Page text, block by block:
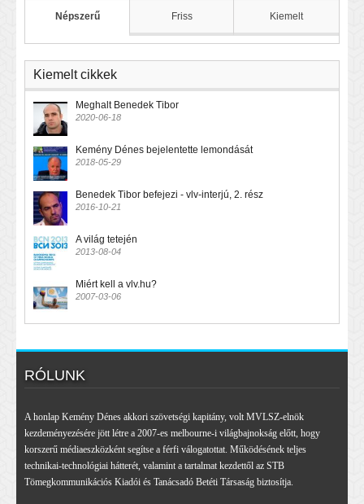
Népszerű Friss Kiemelt
Kiemelt cikkek
Meghalt Benedek Tibor
2020-06-18
Kemény Dénes bejelentette lemondását
2018-05-29
Benedek Tibor befejezi - vlv-interjú, 2. rész
2016-10-21
A világ tetején
2013-08-04
Miért kell a vlv.hu?
2007-03-06
RÓLUNK
A honlap Kemény Dénes akkori szövetségi kapitány, volt MVLSZ-elnök
kezdeményezésére jött létre a 2007-es melbourne-i világbajnokság előtt, hogy
korszerű médiaeszközként segítse a férfi válogatottat. Működésének teljes
technikai-technológiai hátterét, valamint a tartalmat kezdettől az STB
Tömegkommunikációs Kiadói és Tanácsadó Betéti Társaság biztosítja.